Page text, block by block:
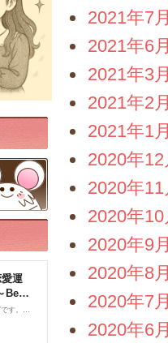
2021年7
2021年6
2021年3
2021年2
2021年1
2020年12
2020年11
2020年10
2020年9
2020年8
2020年7
2020年6